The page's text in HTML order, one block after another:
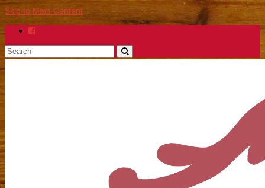
Skip to Main Content
Search
for: